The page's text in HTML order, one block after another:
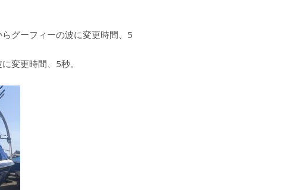
グーフィーの波に変更時間、5
変更時間、5秒。